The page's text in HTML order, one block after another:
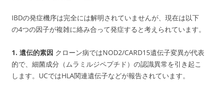
IBDの発症機序は完全には解明されていませんが、現在は以下
の4つの因子が複雑に絡み合って発症すると考えられています。
1. 遺伝的素因 クローン病ではNOD2/CARD15遺伝子変異が代表
的で、細菌成分（ムラミルジペプチド）の認識異常を引き起こ
します。UCではHLA関連遺伝子などが報告されています。